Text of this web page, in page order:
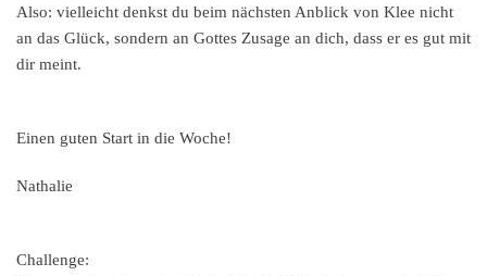
Also: vielleicht denkst du beim nächsten Anblick von Klee nicht
an das Glück, sondern an Gottes Zusage an dich, dass er es gut mit
dir meint.
Einen guten Start in die Woche!
Nathalie
Challenge: